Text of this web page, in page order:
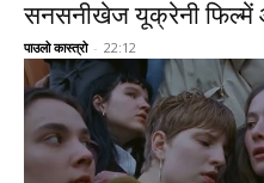
सनसनीखेज यूक्रेनी फिल्में
पाउलो कास्त्रो - 22:12